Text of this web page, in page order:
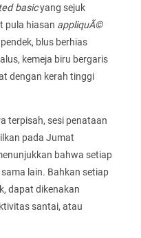
basicyang sejuk
pula hiasan appliquÃ©
blus berhias
kemeja biru bergaris
dengan kerah tinggi
terpisah, sesi penataan
pada Jumat
bahwa setiap
lain. Bahkan setiap
dapat dikenakan
santai, atau